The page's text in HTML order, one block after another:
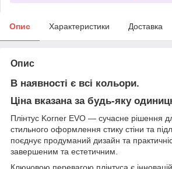
Опис Характеристики Доставка
Опис
В наявності є всі кольори.
Ціна вказана за будь-яку
Плінтус Korner EVO — сучасне рішення
стильного оформлення стику стіни та
поєднує продуманий дизайн та
завершеним та естетичним.